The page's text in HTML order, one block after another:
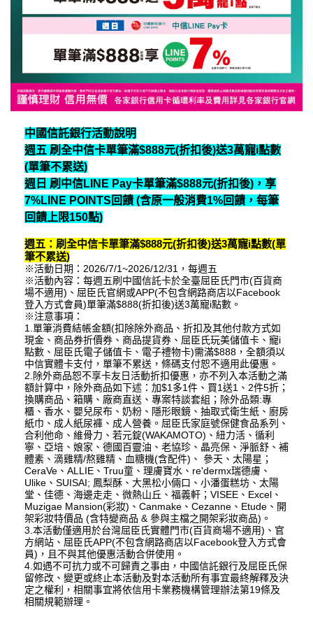
中國信託銀行活動說明
週五 刷全中信卡單筆滿$888元(折扣後)送3萬寵i點數
(單筆不累送)
週日 刷中信LINE Pay卡單筆滿$888元(折扣後)，享
7%LINE POINTS回饋 (含原一般消費1%回饋，每筆
回饋上限150點)
週五：刷全中信卡單筆滿$888元(折扣後)送3萬寵i點數(單
筆不累送)
※活動日期：2026/7/1~2026/12/31，每週五
※活動內容：每週五刷中國信託卡於全臺屈臣氏門市(百貨商
場不適用)、屈臣氏官網或APP(不包含網路商店以Facebook
登入方式會員)單筆滿$888(折扣後)送3萬寵i點數。
※注意事項：
1.單筆消費結帳金額(扣除除外商品、折扣及其他付款方式如
現金、商品券折價券、商品提貨券、屈臣氏玩美儲值卡、寵i
點數、屈臣氏電子儲值卡、電子禮物卡)需滿$888，全額須以
中信實體卡支付，單筆不累送，條碼支付恕不適用此優惠。
2.除外商品恕不享卡友日活動折扣優惠，亦不列入本活動之滿
額計算中，除外商品如下述：加$1多1件、買1送1、2件5折；
換購商品、箱購、廠商直送、專案特談套組；除外品類:專
櫃、香水、嬰兒尿布、奶粉、隱形眼鏡、抽取式衛生紙、廚房
紙巾、成人紙尿褲、成人營養。屈臣氏家庭號保健食品系列、
合利他命、維骨力、若元錠(WAKAMOTO)、紐力活、循利
寧、亞培、娘家、德國百靈油、老協珍、晶亮保、淨脈舒、補
體素、滴雞精/熬雞精、血糖機(含配件)、 參天、太陽星；
CeraVe、ALLIE、Truu童、理膚寶水、re'dermx瑞德膚、
Ulike、SUISAI; 鳳梨酥、大黑松小倆口、小潘蛋糕坊、太陽
堂、佳德、海邊走走、微熱山丘、福義軒；VISEE、Excel、
Muzigae Mansion(彩妝)、Canmake、Cezanne、Etude、開
架彩妝特價品 (含特變商品 & 參與主檔之開架彩妝商品)。
3.本活動僅適用於台灣屈臣氏實體門市(百貨商場不適用)、官
方網站、屈臣氏APP(不包含網路商店以Facebook登入方式會
員)，且不與其他優惠活動合併使用。
4.如遇不可抗力或不可歸責之事由，中國信託銀行及屈臣氏保
留修改、變更或終止本活動及對本活動所有事宜最終解釋及決
定之權利，相關事宜將依信用卡業務機構管理辦法第19條及
相關規範辦理。